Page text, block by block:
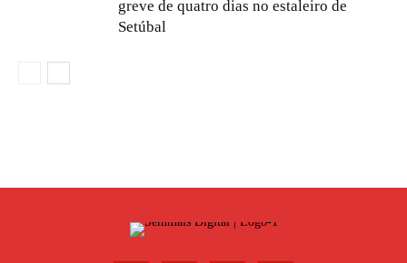
greve de quatro dias no estaleiro de
Setúbal